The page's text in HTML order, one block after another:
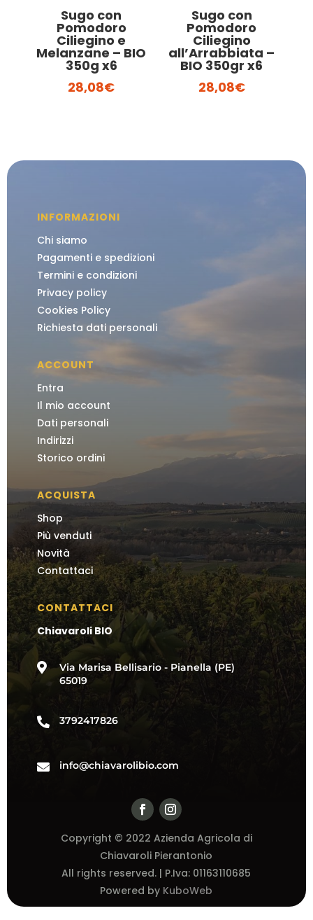
Sugo con
Pomodoro
Ciliegino e
Melanzane – BIO
350g x6
28,08€
Sugo con
Pomodoro
Ciliegino
all’Arrabbiata –
BIO 350gr x6
28,08€
INFORMAZIONI
Chi siamo
Pagamenti e spedizioni
Termini e condizioni
Privacy policy
Cookies Policy
Richiesta dati personali
ACCOUNT
Entra
Il mio account
Dati personali
Indirizzi
Storico ordini
ACQUISTA
Shop
Più venduti
Novità
Contattaci
CONTATTACI
Chiavaroli BIO

Via Marisa Bellisario - Pianella (PE)
65019
 3792417826
 info@chiavarolibio.com
Copyright © 2022 Azienda Agricola di
Chiavaroli Pierantonio
All rights reserved. | P.Iva: 01163110685
Powered by KuboWeb